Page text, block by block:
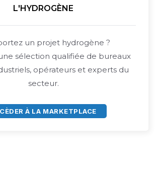
L'HYDROGÈNE
un projet hydrogène ?
sélection qualifiée de bureaux
opérateurs et experts du
secteur.
À LA MARKETPLACE